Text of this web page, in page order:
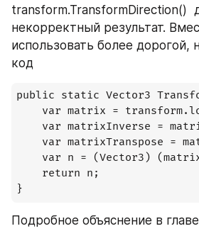
transform.TransformDirection()
некорректный результат.
использовать более дорогой,
код
public static Vector3
var matrix =
var matrixInverse =
var matrixTranspose =
var n = (Vector3)
    return n;
}
Подробное объяснение в